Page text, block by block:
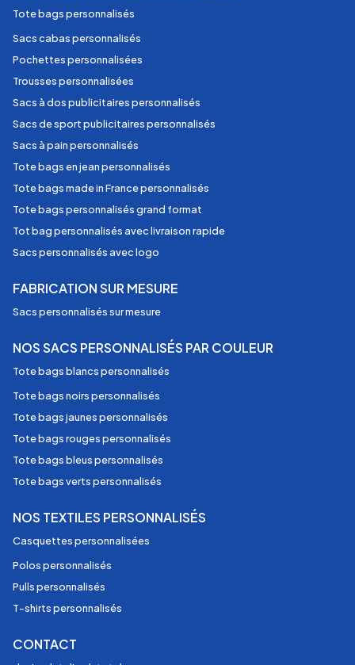
Tote bags personnalisés
Sacs cabas personnalisés
Pochettes personnalisées
Trousses personnalisées
Sacs à dos publicitaires personnalisés
Sacs de sport publicitaires personnalisés
Sacs à pain personnalisés
Tote bags en jean personnalisés
Tote bags made in France personnalisés
Tote bags personnalisés grand format
Tot bag personnalisés avec livraison rapide
Sacs personnalisés avec logo
FABRICATION SUR MESURE
Sacs personnalisés sur mesure
NOS SACS PERSONNALISÉS PAR COULEUR
Tote bags blancs personnalisés
Tote bags noirs personnalisés
Tote bags jaunes personnalisés
Tote bags rouges personnalisés
Tote bags bleus personnalisés
Tote bags verts personnalisés
NOS TEXTILES PERSONNALISÉS
Casquettes personnalisées
Polos personnalisés
Pulls personnalisés
T-shirts personnalisés
CONTACT